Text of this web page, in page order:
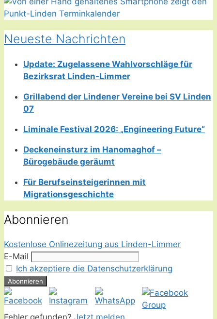
Neueste Nachrichten
Update: Zugelassene Wahlvorschläge für
Bezirksrat Linden-Limmer
Grillabend der Lindener Vereine bei SV Linden
07
Liminale Festival 2026: „Engineering Future“
Deckeneinsturz im Hanomaghof –
Bürogebäude geräumt
Für Berufseinsteigerinnen mit
Migrationsgeschichte
Abonnieren
Kostenlose Onlinezeitung aus Linden-Limmer
E-Mail
Ich akzeptiere die Datenschutzerklärung